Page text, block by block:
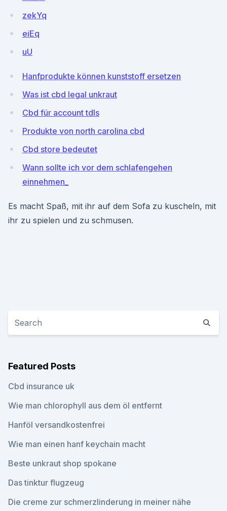
zekYq
eiEq
uU
Hanfprodukte können kunststoff ersetzen
Was ist cbd legal unkraut
Cbd für account tdls
Produkte von north carolina cbd
Cbd store bedeutet
Wann sollte ich vor dem schlafengehen
einnehmen_
Es macht Spaß, mit ihr auf dem Sofa zu kuscheln, mit
ihr zu spielen und zu schmusen.
Featured Posts
Cbd insurance uk
Wie man chlorophyll aus dem öl entfernt
Hanföl versandkostenfrei
Wie man einen hanf keychain macht
Beste unkraut shop spokane
Das tinktur flugzeug
Die creme zur schmerzlinderung in meiner nähe